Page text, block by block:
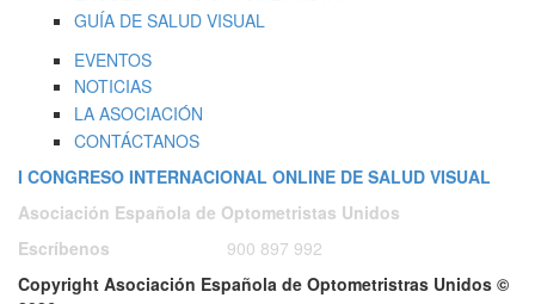
GUÍA DE SALUD VISUAL
EVENTOS
NOTICIAS
LA ASOCIACIÓN
CONTÁCTANOS
I CONGRESO INTERNACIONAL ONLINE DE SALUD VISUAL
Asociación Española de Optometristas Unidos
Escríbenos
900 897 992
Copyright Asociación Española de Optometristras Unidos ©